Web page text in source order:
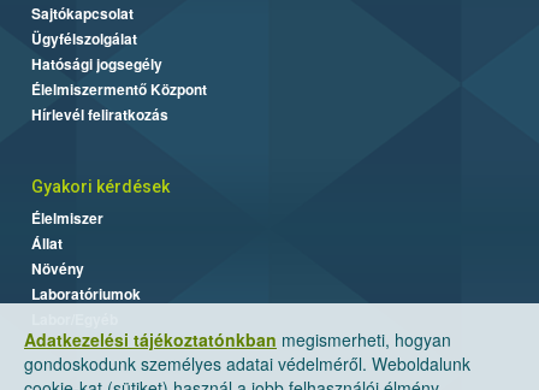
Adatkezelési tájékoztatónkban megismerheti, hogyan
gondoskodunk személyes adatai védelméről. Weboldalunk
Sajtókapcsolat
Ügyfélszolgálat
Hatósági jogsegély
Élelmiszermentő Központ
Hírlevél feliratkozás
Gyakori kérdések
Élelmiszer
Állat
Növény
Laboratóriumok